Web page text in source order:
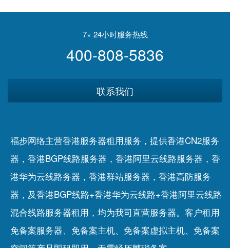
用
7× 24小时服务热线
400-808-5836
联系我们
福步网络主营香港服务器租用服务，提供香港CN2服务
器，香港BGP线路服务器，香港阿里云线路服务器，香
港华为云线路务器，香港群站服务器，香港高防服务
器，及香港BGP线路+香港华为云线路+香港阿里云线路
混合线路服务器租用，均为我司直营服务器。客户租用
免备案服务器、 免备案主机、 免备案虚拟主机、 免备案